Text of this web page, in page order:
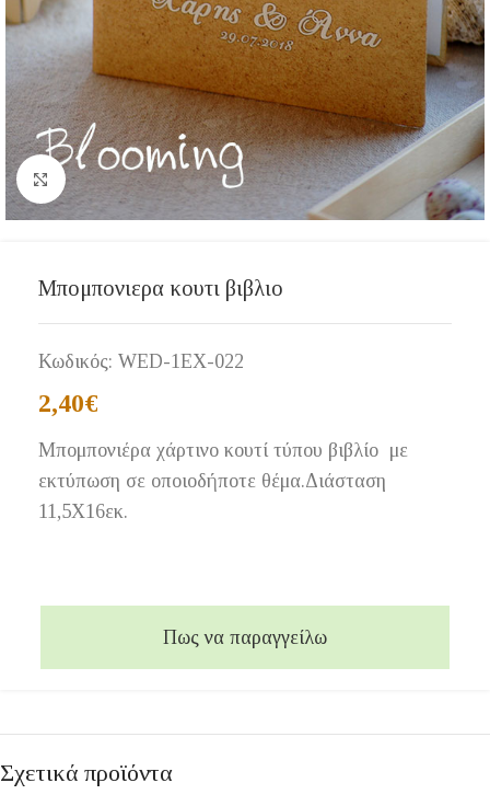
Click to enlarge
Μπομπονιερα κουτι βιβλιο
Κωδικός: WED-1EX-022
2,40€
Μπομπονιέρα χάρτινο κουτί τύπου βιβλίο με
εκτύπωση σε οποιοδήποτε θέμα.Διάσταση
11,5Χ16εκ.
Πως να παραγγείλω
Σχετικά προϊόντα